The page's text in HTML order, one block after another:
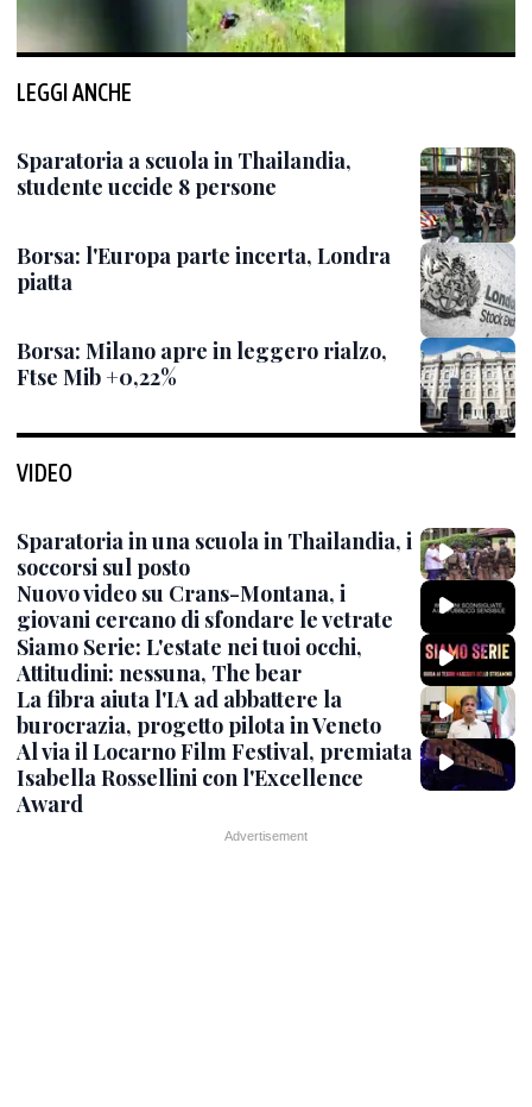
LEGGI ANCHE
Sparatoria a scuola in Thailandia,
studente uccide 8 persone
Borsa: l'Europa parte incerta, Londra
piatta
Borsa: Milano apre in leggero rialzo,
Ftse Mib +0,22%
VIDEO
Sparatoria in una scuola in Thailandia, i
soccorsi sul posto
Nuovo video su Crans-Montana, i
giovani cercano di sfondare le vetrate
Siamo Serie: L'estate nei tuoi occhi,
Attitudini: nessuna, The bear
La fibra aiuta l'IA ad abbattere la
burocrazia, progetto pilota in Veneto
Al via il Locarno Film Festival, premiata
Isabella Rossellini con l'Excellence
Award